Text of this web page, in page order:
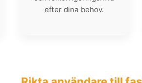
efter dina behov.